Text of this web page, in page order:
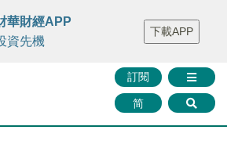
FINMETA 財華證券 媒體矩陣
智庫沙龍
聯絡我們
訂閱
简
華財經APP
資先機
下載APP